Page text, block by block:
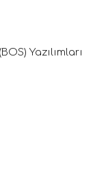
Yazılımları